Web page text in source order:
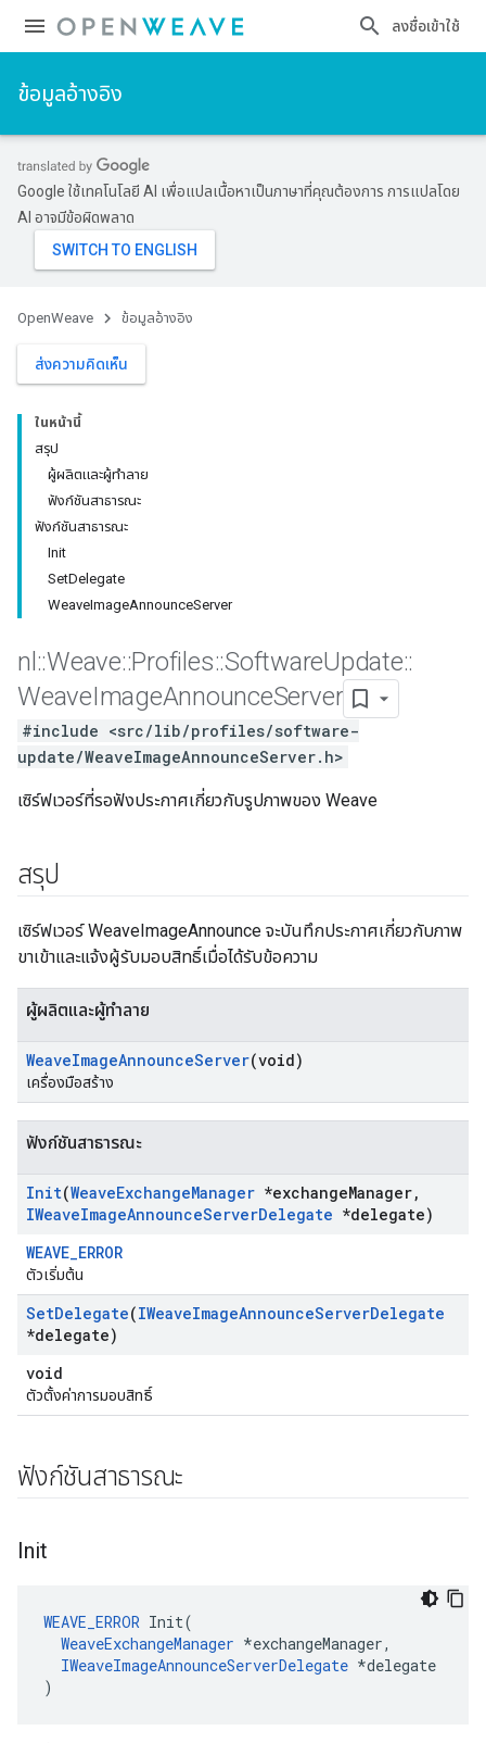
ลงชื่อเข้าใช้
ข้อมูลอ้างอิง
Google ใช้เทคโนโลยี AI เพื่อแปลเนื้อหาเป็นภาษาที่คุณต้องการ การแปลโดย
AI อาจมีข้อผิดพลาด
OpenWeave ข้อมูลอ้างอิง
ส่งความคิดเห็น
ในหน้านี้
สรุป
ผู้ผลิตและผู้ทำลาย
ฟังก์ชันสาธารณะ
ฟังก์ชันสาธารณะ
Init
SetDelegate
WeaveImageAnnounceServer
nl ::Weave::Profiles::SoftwareUpdate::
WeaveImageAnnounceServer
#include <src/lib/profiles/software-
update/WeaveImageAnnounceServer.h>
เซิร์ฟเวอร์ที่รอฟังประกาศเกี่ยวกับรูปภาพของ Weave
สรุป
เซิร์ฟเวอร์ WeaveImageAnnounce จะบันทึกประกาศเกี่ยวกับภาพ
ขาเข้าและแจ้งผู้รับมอบสิทธิ์เมื่อได้รับข้อความ
ผู้ผลิตและผู้ทำลาย
WeaveImageAnnounceServer(void)
เครื่องมือสร้าง
ฟังก์ชันสาธารณะ
Init(WeaveExchangeManager *exchangeManager,
IWeaveImageAnnounceServerDelegate *delegate)
WEAVE_ERROR
ตัวเริ่มต้น
SetDelegate(IWeaveImageAnnounceServerDelegate
*delegate)
void
ตัวตั้งค่าการมอบสิทธิ์
ฟังก์ชันสาธารณะ
Init
WEAVE_ERROR Init(
WeaveExchangeManager *exchangeManager,
IWeaveImageAnnounceServerDelegate *delegate
)